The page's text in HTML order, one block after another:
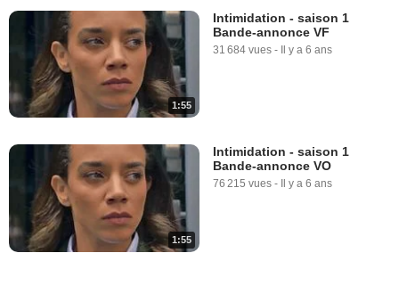
1:55
Intimidation - saison 1
Bande-annonce VF
31 684 vues - Il y a 6 ans
1:55
Intimidation - saison 1
Bande-annonce VO
76 215 vues - Il y a 6 ans